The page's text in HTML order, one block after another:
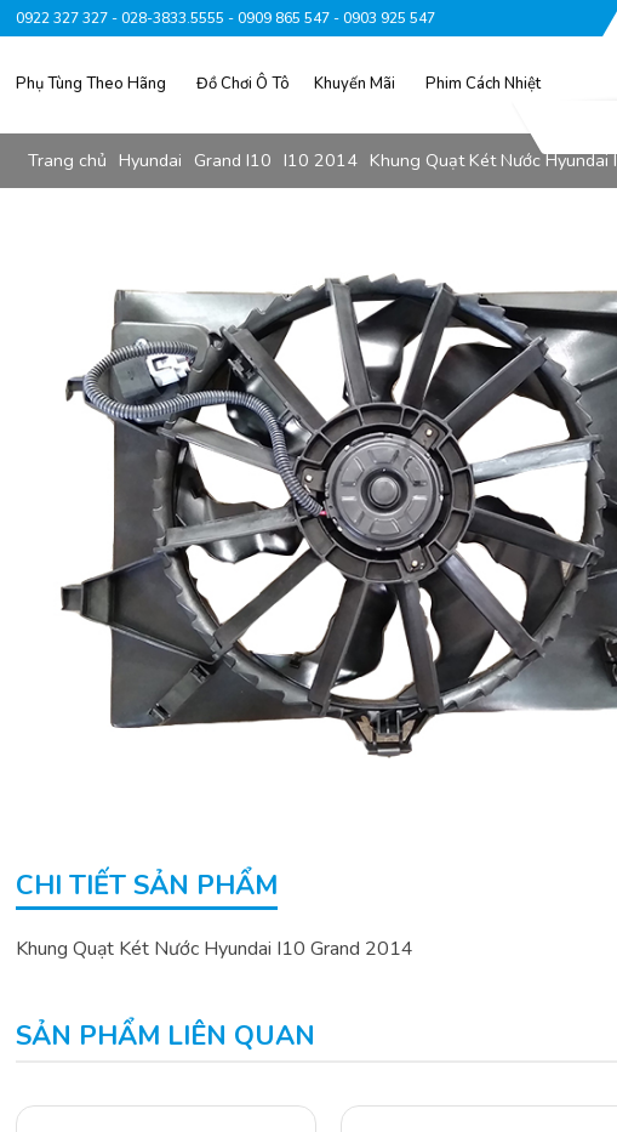
0922 327 327 - 028-3833.5555 - 0909 865 547 - 0903 925 547
Phụ Tùng Theo Hãng Đồ Chơi Ô Tô Khuyến Mãi Phim Cách Nhiệt
Trang chủ Hyundai Grand I10 I10 2014 Khung Quạt Két Nước
CHI TIẾT SẢN PHẨM
Khung Quạt Két Nước Hyundai I10 Grand 2014
SẢN PHẨM LIÊN QUAN